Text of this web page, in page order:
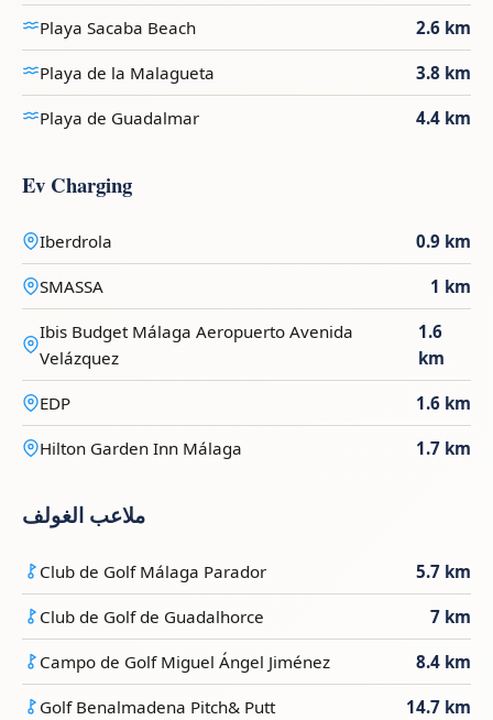
Playa Sacaba Beach 2.6 km
Playa de la Malagueta 3.8 km
Playa de Guadalmar 4.4 km
Ev Charging
Iberdrola 0.9 km
SMASSA 1 km
Ibis Budget Málaga Aeropuerto Avenida
Velázquez
1.6
km
EDP 1.6 km
Hilton Garden Inn Málaga 1.7 km
ملاعب الغولف
Club de Golf Málaga Parador 5.7 km
Club de Golf de Guadalhorce 7 km
Campo de Golf Miguel Ángel Jiménez 8.4 km
Golf Benalmadena Pitch& Putt 14.7 km